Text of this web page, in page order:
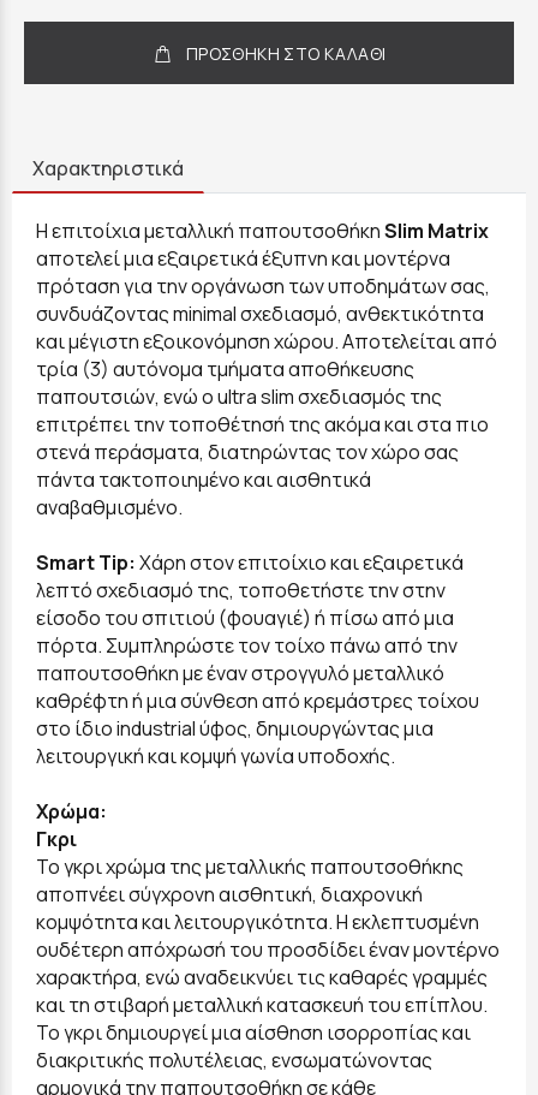
ΠΡΟΣΘΗΚΗ ΣΤΟ ΚΑΛΑΘΙ
Χαρακτηριστικά
Η επιτοίχια μεταλλική παπουτσοθήκηSlim Matrix
αποτελεί μια εξαιρετικά έξυπνη και μοντέρνα
πρόταση για την οργάνωση των υποδημάτων σας,
συνδυάζοντας minimal σχεδιασμό, ανθεκτικότητα
και μέγιστη εξοικονόμηση χώρου. Αποτελείται από
τρία (3) αυτόνομα τμήματα αποθήκευσης
παπουτσιών, ενώ ο ultra slim σχεδιασμός της
επιτρέπει την τοποθέτησή της ακόμα και στα πιο
στενά περάσματα, διατηρώντας τον χώρο σας
πάντα τακτοποιημένο και αισθητικά
αναβαθμισμένο.
Smart Tip: Χάρη στον επιτοίχιο και εξαιρετικά
λεπτό σχεδιασμό της, τοποθετήστε την στην
είσοδο του σπιτιού (φουαγιέ) ή πίσω από μια
πόρτα. Συμπληρώστε τον τοίχο πάνω από την
παπουτσοθήκη με έναν στρογγυλό μεταλλικό
καθρέφτη ή μια σύνθεση από κρεμάστρες τοίχου
στο ίδιο industrial ύφος, δημιουργώντας μια
λειτουργική και κομψή γωνία υποδοχής.
Χρώμα:
Γκρι
Το γκρι χρώμα της μεταλλικής παπουτσοθήκης
αποπνέει σύγχρονη αισθητική, διαχρονική
κομψότητα και λειτουργικότητα. Η εκλεπτυσμένη
ουδέτερη απόχρωσή του προσδίδει έναν μοντέρνο
χαρακτήρα, ενώ αναδεικνύει τις καθαρές γραμμές
και τη στιβαρή μεταλλική κατασκευή του επίπλου.
Το γκρι δημιουργεί μια αίσθηση ισορροπίας και
διακριτικής πολυτέλειας, ενσωματώνοντας
αρμονικά την παπουτσοθήκη σε κάθε